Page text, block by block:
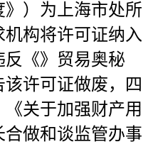
）为上海市处所
构将许可证纳入
《》贸易奥秘
许可证做废，四
关于加强财产用
做和谈监管办事